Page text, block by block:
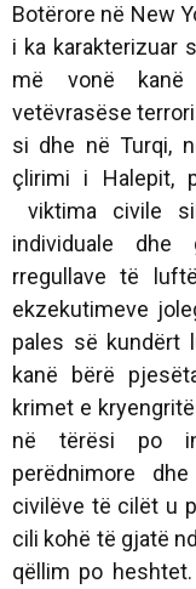
Botërore në New
i ka karakterizuar
më vonë kanë
vetëvrasëse
si dhe në Turqi,
çlirimi i Halepit,
viktima civile
individuale dhe
rregullave të
ekzekutimeve
pales së kundërt
kanë bërë
krimet e
në tërësi po
perëdnimore
civilëve të cilët u
cili kohë të gjatë
qëllim po